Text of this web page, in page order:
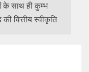
के साथ ही कुम्भ
वित्तीय स्वीकृति